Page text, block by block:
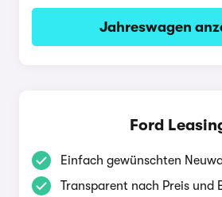
Jahreswagen
Ford
Einfach gewünschten
Transparent nach Preis und